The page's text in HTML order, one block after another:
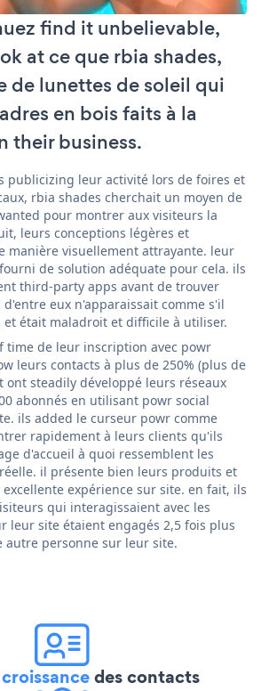
find it unbelievable,
at ce que rbia shades,
de lunettes de soleil qui
en bois faits à la
their business.
publicizing leur activité lors de foires et
rbia shades cherchait un moyen de
pour montrer aux visiteurs la
leurs conceptions légères et
manière visuellement attrayante. leur
de solution adéquate pour cela. ils
third-party apps avant de trouver
eux n'apparaissait comme s'il
était maladroit et difficile à utiliser.
time de leur inscription avec powr
leurs contacts à plus de 250% (plus de
ont steadily développé leurs réseaux
abonnés en utilisant powr social
ils added le curseur powr comme
rapidement à leurs clients qu'ils
d'accueil à quoi ressemblent les
il présente bien leurs produits et
expérience sur site. en fait, ils
qui interagissaient avec les
leur site étaient engagés 2,5 fois plus
autre personne sur leur site.
des contacts